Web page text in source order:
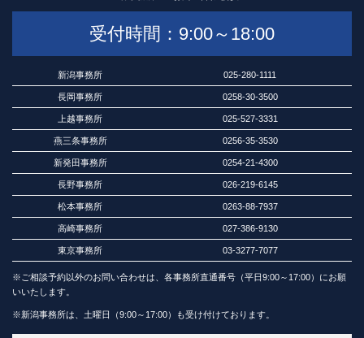
受付時間：9:00～18:00
新潟事務所 025-280-1111
長岡事務所 0258-30-3500
上越事務所 025-527-3331
燕三条事務所 0256-35-3530
新発田事務所 0254-21-4300
長野事務所 026-219-6145
松本事務所 0263-88-7937
高崎事務所 027-386-9130
東京事務所 03-3277-7077
※ご相談予約以外のお問い合わせは、各事務所直通番号（平日9:00～17:00）にお願
いいたします。
※新潟事務所は、土曜日（9:00～17:00）も受け付けております。